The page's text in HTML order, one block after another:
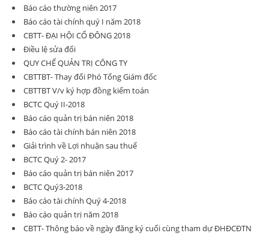
Báo cáo thường niên 2017
Báo cáo tài chính quý I năm 2018
CBTT- ĐẠI HỘI CỔ ĐÔNG 2018
Điều lệ sửa đổi
QUY CHẾ QUẢN TRỊ CÔNG TY
CBTTBT- Thay đổi Phó Tổng Giám đốc
CBTTBT V/v ký hợp đồng kiểm toán
BCTC Quý II-2018
Báo cáo quản trị bán niên 2018
Báo cáo tài chính bán niên 2018
Giải trình về Lợi nhuận sau thuế
BCTC Quý 2- 2017
Báo cáo quản trị bán niên 2017
BCTC Quý3-2018
Báo cáo tài chính Quý 4-2018
Báo cáo quản trị năm 2018
CBTT- Thông báo về ngày đăng ký cuối cùng tham dự ĐHĐCĐTN